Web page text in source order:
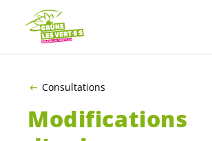
ALLER AU CONTENU PRINCIPAL
Consultations
Modifications